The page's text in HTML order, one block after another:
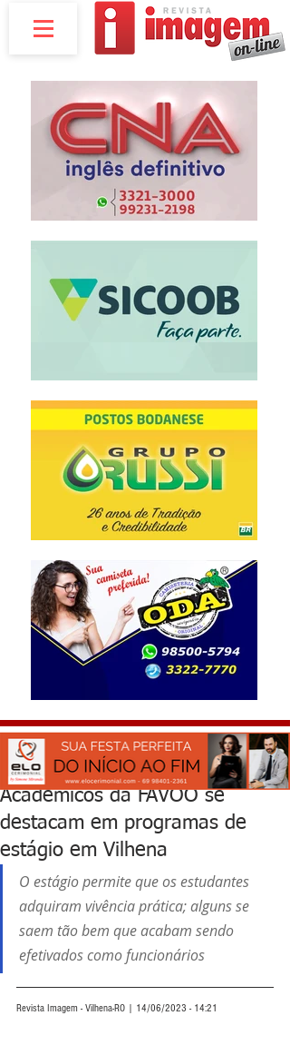
Acadêmicos da FAVOO se
destacam em programas de
estágio em Vilhena
O estágio permite que os estudantes
adquiram vivência prática; alguns se
saem tão bem que acabam sendo
efetivados como funcionários
Revista Imagem - Vilhena-RO | 14/06/2023 - 14:21